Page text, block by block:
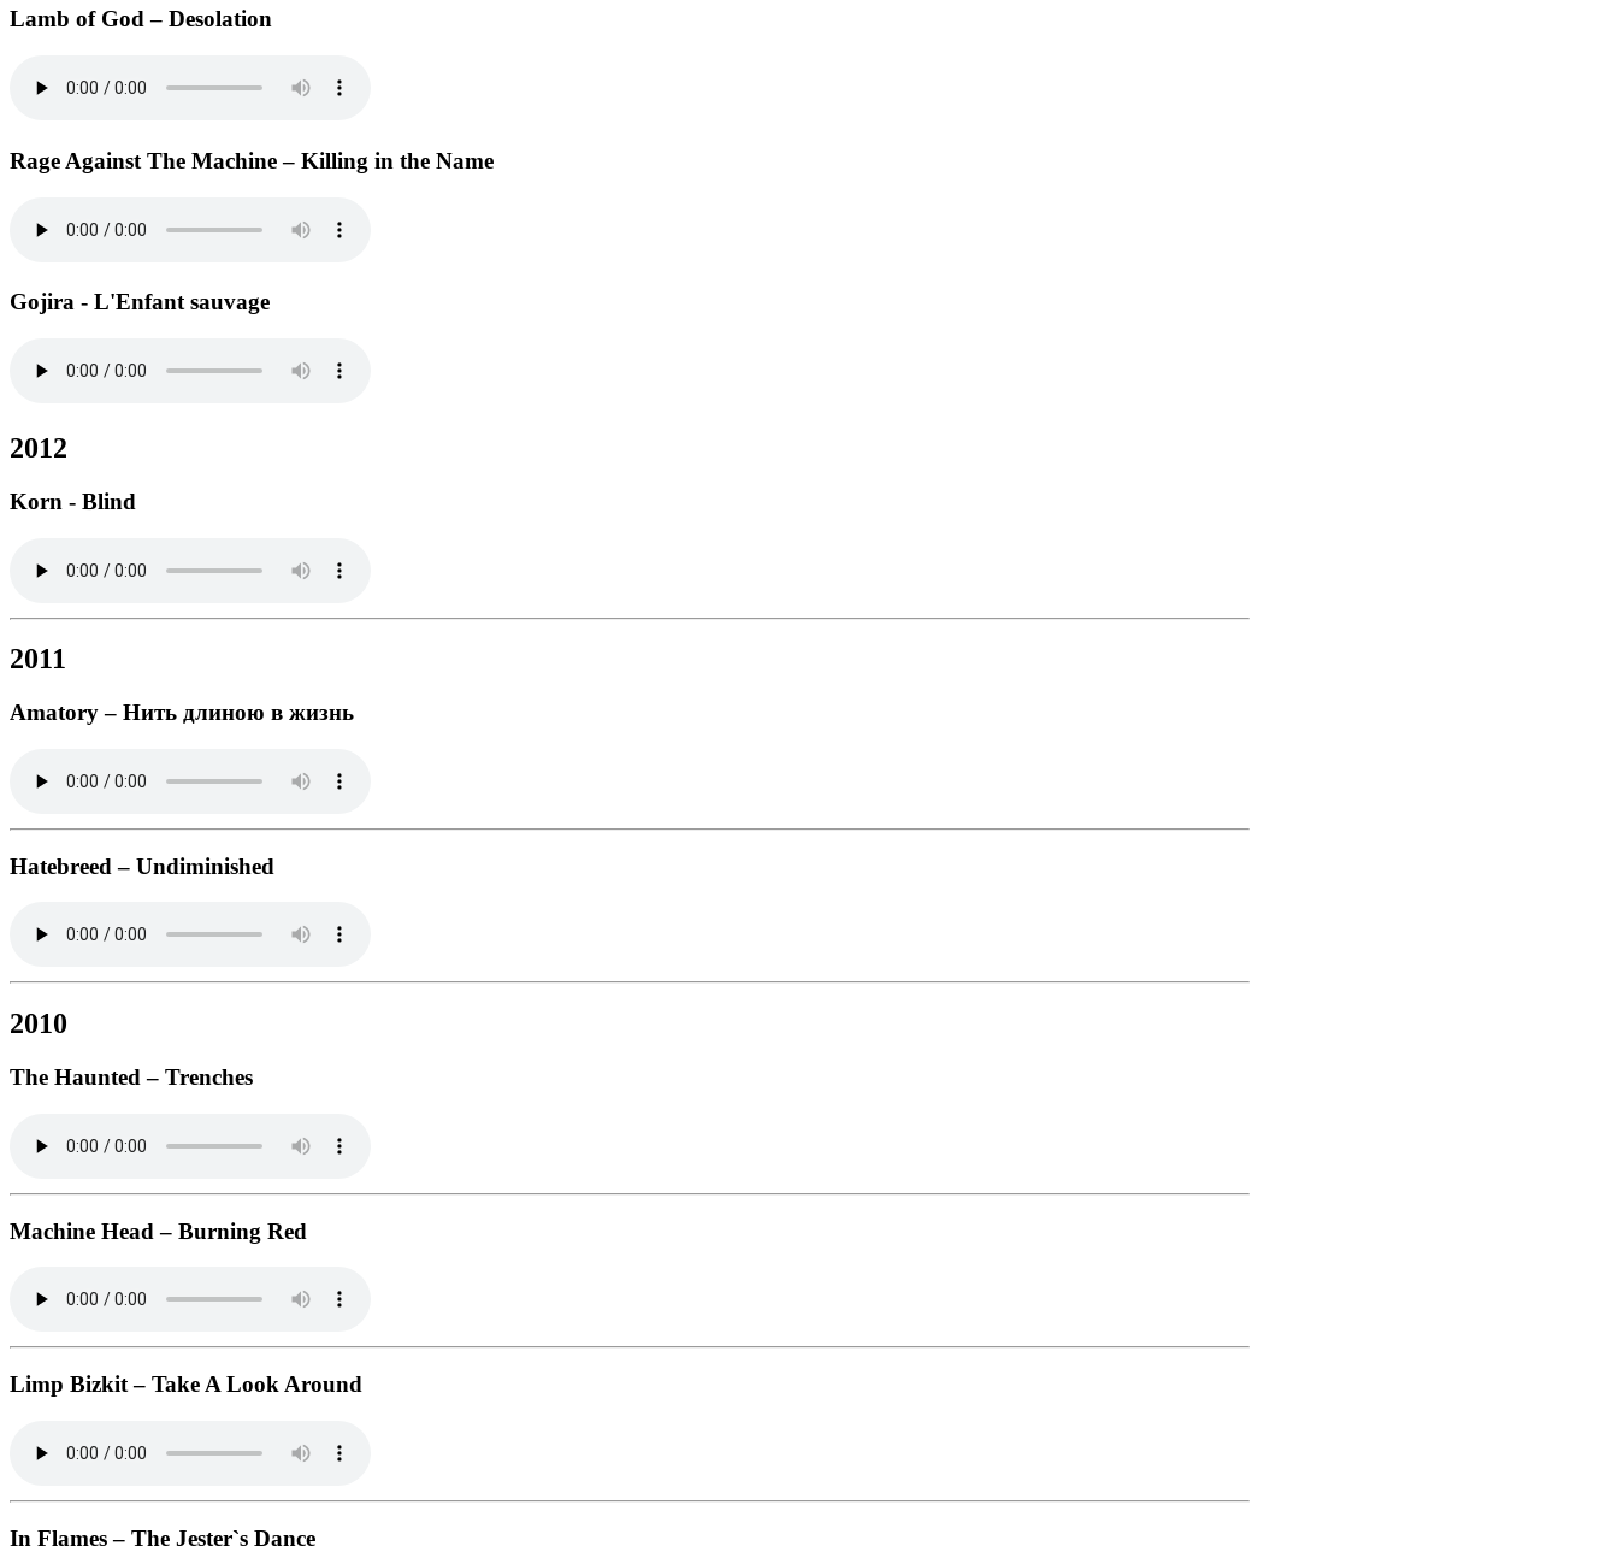
Lamb of God – Desolation
Rage Against The Machine – Killing in the Name
Gojira - L'Enfant sauvage
2012
Korn - Blind
2011
Amatory – Нить длиною в жизнь
Hatebreed – Undiminished
2010
The Haunted – Trenches
Machine Head – Burning Red
Limp Bizkit – Take A Look Around
In Flames – The Jester`s Dance